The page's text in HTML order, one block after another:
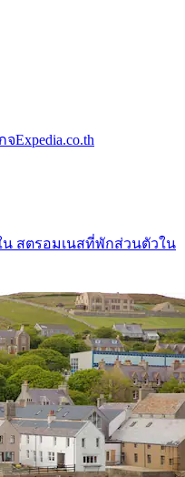
จExpedia.co.th
น สตรอมเนสที่พักส่วนตัวใน